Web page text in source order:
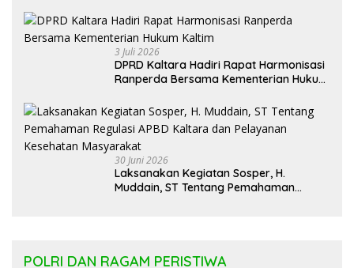
3 Juli 2026
DPRD Kaltara Hadiri Rapat Harmonisasi
Ranperda Bersama Kementerian Hukum
30 Juni 2026
Laksanakan Kegiatan Sosper, H.
Muddain, ST Tentang Pemahaman
POLRI DAN RAGAM PERISTIWA